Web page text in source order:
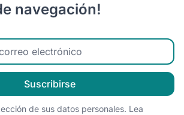
navegación!
electrónico
Suscribirse
de sus datos personales. Lea